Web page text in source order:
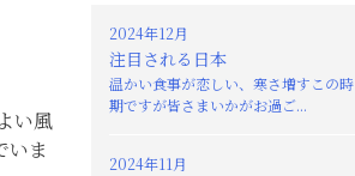
い風
いま
2024年12月
注目される日本
温かい食事が恋しい、寒さ増すこの時
期ですが皆さまいかがお過ご...
2024年11月